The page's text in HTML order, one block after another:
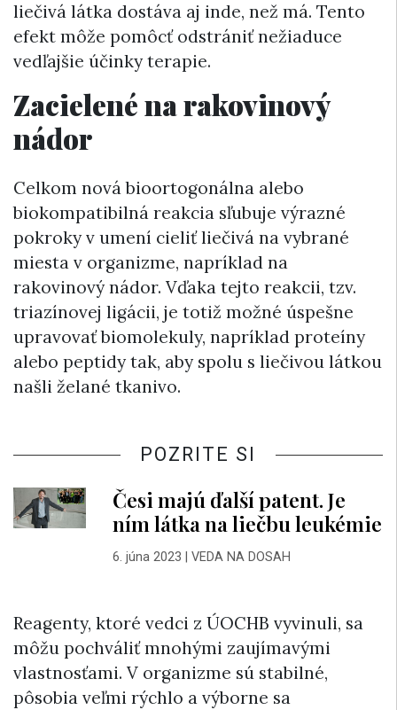
liečivá látka dostáva aj inde, než má. Tento
efekt môže pomôcť odstrániť nežiaduce
vedľajšie účinky terapie.
Zacielené na rakovinový
nádor
Celkom nová bioortogonálna alebo
biokompatibilná reakcia sľubuje výrazné
pokroky v umení cieliť liečivá na vybrané
miesta v organizme, napríklad na
rakovinový nádor. Vďaka tejto reakcii, tzv.
triazínovej ligácii, je totiž možné úspešne
upravovať biomolekuly, napríklad proteíny
alebo peptidy tak, aby spolu s liečivou látkou
našli želané tkanivo.
POZRITE SI
Česi majú ďalší patent. Je
ním látka na liečbu leukémie
6. júna 2023 VEDA NA DOSAH
Reagenty, ktoré vedci z ÚOCHB vyvinuli, sa
môžu pochváliť mnohými zaujímavými
vlastnosťami. V organizme sú stabilné,
pôsobia veľmi rýchlo a výborne sa